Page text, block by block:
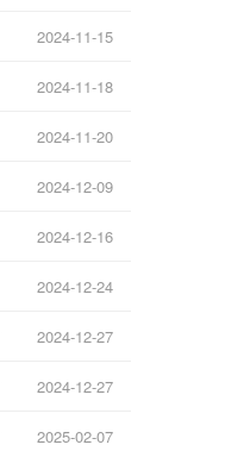
2024-11-15
2024-11-18
2024-11-20
2024-12-09
2024-12-16
2024-12-24
2024-12-27
2024-12-27
2025-02-07